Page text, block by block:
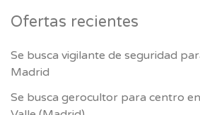
Ofertas recientes
Se busca vigilante de seguridad
Madrid
Se busca gerocultor para centro